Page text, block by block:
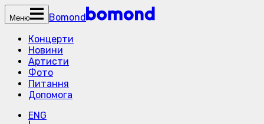
Меню
Bomond
Концерти
Новини
Артисти
Фото
Питання
Допомога
ENG